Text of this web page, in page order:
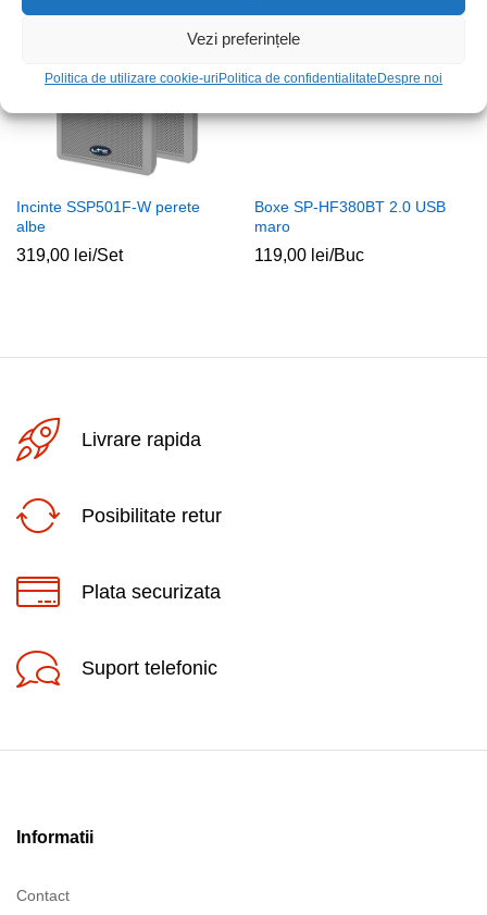
Vezi preferințele
Politica de utilizare cookie-uriPolitica de confidentialitateDespre noi
Incinte SSP501F-W perete
albe
319,00 lei/Set
Boxe SP-HF380BT 2.0 USB
maro
119,00 lei/Buc
Livrare rapida
Posibilitate retur
Plata securizata
Suport telefonic
Informatii
Contact